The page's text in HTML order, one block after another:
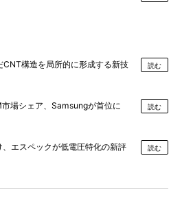
CNT構造を局所的に形成する新技
読む
場シェア、Samsungが首位に 読む
エスペックが低電圧特化の新評
読む